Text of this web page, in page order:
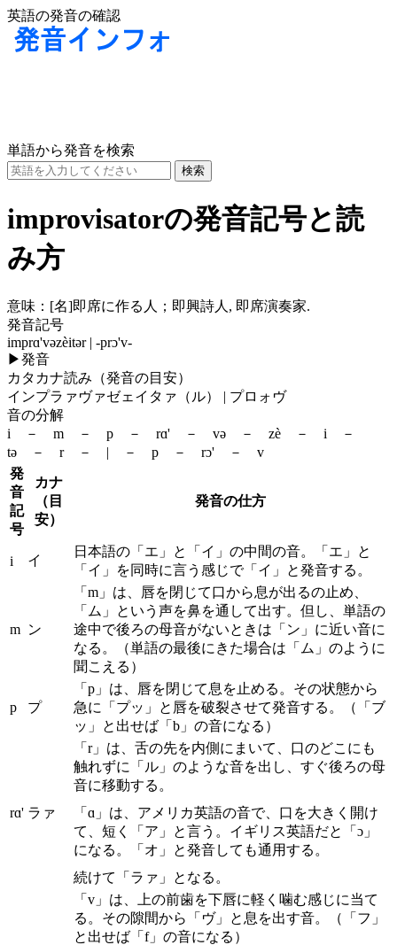
英語の発音の確認
単語から発音を検索
improvisatorの発音記号と読
み方
意味： [名]即席に作る人；即興詩人, 即席演奏家.
発音記号
imprɑ'vəzèitər | -prɔ'v-
▶発音
カタカナ読み（発音の目安）
インプラァヴァゼェイタァ（ル） | プロォヴ
音の分解
i － m － p － rɑ' － və － zè － i －
tə － r － | － p － rɔ' － v
発
音
記
号
カナ
（目
安）
発音の仕方
i イ
日本語の「エ」と「イ」の中間の音。「エ」と
「イ」を同時に言う感じで「イ」と発音する。
m ン
「m」は、唇を閉じて口から息が出るの止め、
「ム」という声を鼻を通して出す。但し、単語の
途中で後ろの母音がないときは「ン」に近い音に
なる。（単語の最後にきた場合は「ム」のように
聞こえる）
p プ
「p」は、唇を閉じて息を止める。その状態から
急に「プッ」と唇を破裂させて発音する。（「ブ
ッ」と出せば「b」の音になる）
rɑ' ラァ
「r」は、舌の先を内側にまいて、口のどこにも
触れずに「ル」のような音を出し、すぐ後ろの母
音に移動する。
「ɑ」は、アメリカ英語の音で、口を大きく開け
て、短く「ア」と言う。イギリス英語だと「ɔ」
になる。「オ」と発音しても通用する。
続けて「ラァ」となる。
「v」は、上の前歯を下唇に軽く噛む感じに当て
る。その隙間から「ヴ」と息を出す音。（「フ」
と出せば「f」の音になる）